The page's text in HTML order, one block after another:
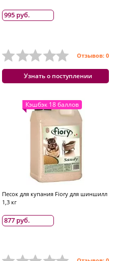
995 руб.
Отзывов: 0
Узнать о поступлении
Кэшбэк 18 баллов
Песок для купания Fiory для шиншилл
1,3 кг
877 руб.